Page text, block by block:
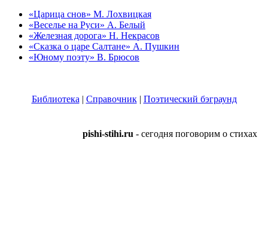
«Царица снов» М. Лохвицкая
«Веселье на Руси» А. Белый
«Железная дорога» Н. Некрасов
«Сказка о царе Салтане» А. Пушкин
«Юному поэту» В. Брюсов
Библиотека| Справочник| Поэтический бэграунд
pishi-stihi.ru - сегодня поговорим о стихах